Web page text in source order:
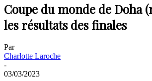
Coupe du monde de Doha
les résultats des finales
Par
Charlotte Laroche
-
03/03/2023